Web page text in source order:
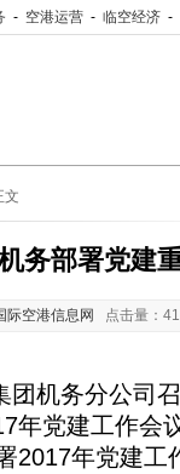
- 空港运营 - 临空经济 -
文
务部署党建
际空港信息网 点击量：
机务分公司召
年党建工作会
2017年党建工